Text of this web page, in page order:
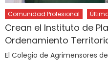
Comunidad Profesional
Crean el Instituto de
Ordenamiento
El Colegio de Agrimensores